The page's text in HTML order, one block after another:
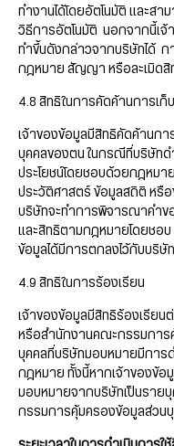
ทำงานได้โดยอัตโนมัติ และสา
วิธีการอัตโนมัติ นอกจากนี้เจ้
ทำขึ้นดังกล่าวจากบริษัทได้ ก
กฎหมาย สัญญา หรือละเมิดสิ
4.8 สิทธิในการคัดค้านการเก็
เจ้าของข้อมูลมีสิทธิคัดค้านกา
บุคคลของตน ในกรณีที่บริษัทด
ประโยชน์โดยชอบด้วยกฎหม
ประวัติศาสตร์ ข้อมูลสถิติ หรือ
บริษัทจะทำการพิจารณาคำข
และสิทธิตามกฎหมายโดยชอบ
ข้อมูลได้มีการตกลงไว้กับบริษัท
4.9 สิทธิในการร้องเรียน
เจ้าของข้อมูลมีสิทธิร้องเรีย
หรือสำนักงานคณะกรรมกา
บุคคลที่บริษัทมอบหมายมีการ
กฎหมาย ทั้งนี้หากเจ้าของข้อ
มอบหมายจากบริษัทเป็นราย
กรรมการคุ้มครองข้อมูลส่วน